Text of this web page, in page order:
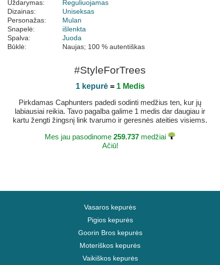
Uždarymas:
Reguliuojamas
Dizainas:
Uniseksas
Personažas:
Mulan
Snapelė:
išlenkta
Spalva:
Juoda
Būklė:
Naujas; 100 % autentiškas
#StyleForTrees
1 kepurė= 1 Medis
Pirkdamas Caphunters padedi sodinti medžius ten, kur jų
labiausiai reikia. Tavo pagalba galime 1 medis dar daugiau ir
kartu žengti žingsnį link tvarumo ir geresnės ateities visiems.
Mes jau pasodinome 259.737 medžiai
Ačiū!
Vasaros kepurės
Pigios kepurės
Goorin Bros kepurės
Moteriškos kepurės
Vaikiškos kepurės